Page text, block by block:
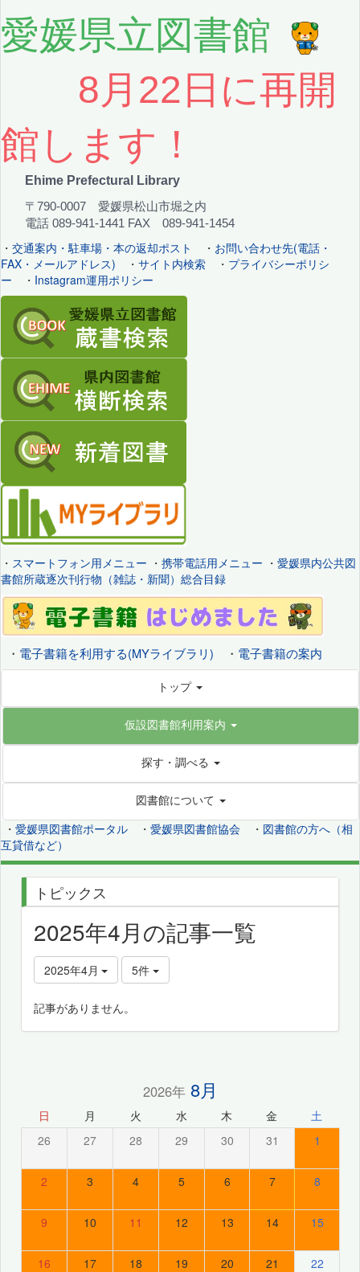
愛媛県立図書館
8月22日に再開
館します！
Ehime Prefectural Library
〒790-0007 愛媛県松山市堀之内
電話 089-941-1441 FAX 089-941-1454
・ 交通案内・駐車場・本の返却ポスト ・ お問い合わせ先(電話・
FAX・メールアドレス) ・ サイト内検索 ・ プライバシーポリシ
ー ・ Instagram運用ポリシー
・ スマートフォン用メニュー ・ 携帯電話用メニュー ・ 愛媛県内公共図
書館所蔵逐次刊行物（雑誌・新聞）総合目録
・ 電子書籍を利用する(MYライブラリ) ・ 電子書籍の案内
トップ
仮設図書館利用案内
探す・調べる
図書館について
・ 愛媛県図書館ポータル ・ 愛媛県図書館協会 ・ 図書館の方へ（相
互貸借など）
トピックス
2025年4月の記事一覧
2025年4月 5件
記事がありません。
2026年8月
日 月 火 水 木 金 土
26 27 28 29 30 31 1
2 3 4 5 6 7 8
9 10 11 12 13 14 15
16 17 18 19 20 21 22